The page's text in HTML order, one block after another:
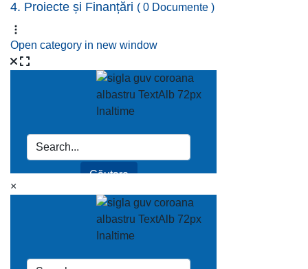
4. Proiecte și Finanțări ( 0 Documente )
Open category in new window
×